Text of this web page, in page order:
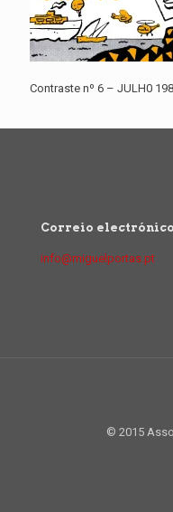
Contraste nº 6 – JULH0
Correio electrónico
info@miguelportas.pt
© 2015